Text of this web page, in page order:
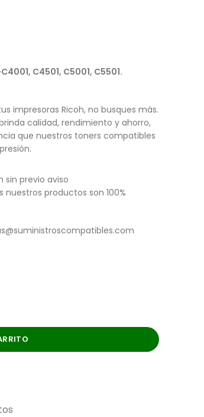
C4501, C5001, C5501.
impresoras Ricoh, no busques más.
calidad, rendimiento y ahorro,
que nuestros toners compatibles
sin previo aviso
productos son 100%